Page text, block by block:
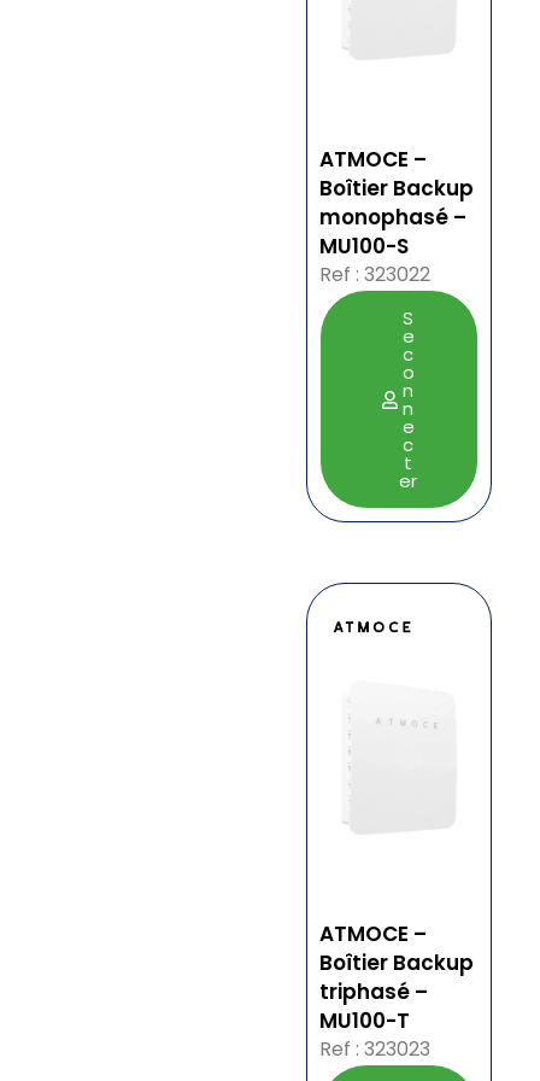
ATMOCE –
Boîtier Backup
monophasé –
MU100-S
Ref : 323022
S
e
c
o
n
n
e
c
t
er
ATMOCE –
Boîtier Backup
triphasé –
MU100-T
Ref : 323023